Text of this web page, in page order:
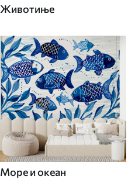
Животиње
Море и океан